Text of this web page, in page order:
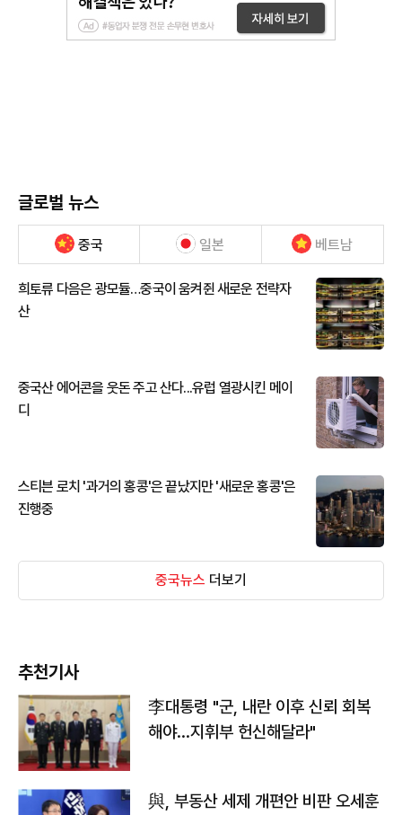
글로벌 뉴스
중국 일본 베트남
희토류 다음은 광모듈…중국이 움켜쥔 새로운 전략자
산
중국산 에어콘을 웃돈 주고 산다...유럽 열광시킨 메이
디
스티븐 로치 '과거의 홍콩'은 끝났지만 '새로운 홍콩'은
진행중
중국뉴스 더보기
추천기사
李대통령 "군, 내란 이후 신뢰 회복
해야…지휘부 헌신해달라"
與, 부동산 세제 개편안 비판 오세훈